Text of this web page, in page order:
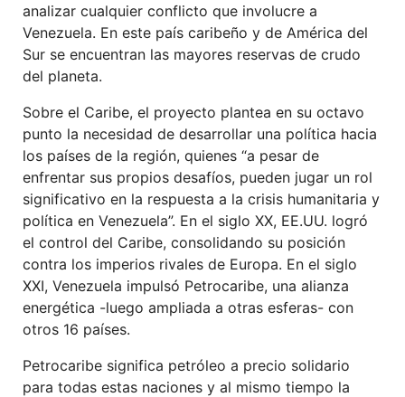
analizar cualquier conflicto que involucre a
Venezuela. En este país caribeño y de América del
Sur se encuentran las mayores reservas de crudo
del planeta.
Sobre el Caribe, el proyecto plantea en su octavo
punto la necesidad de desarrollar una política hacia
los países de la región, quienes “a pesar de
enfrentar sus propios desafíos, pueden jugar un rol
significativo en la respuesta a la crisis humanitaria y
política en Venezuela”. En el siglo XX, EE.UU. logró
el control del Caribe, consolidando su posición
contra los imperios rivales de Europa. En el siglo
XXI, Venezuela impulsó Petrocaribe, una alianza
energética -luego ampliada a otras esferas- con
otros 16 países.
Petrocaribe significa petróleo a precio solidario
para todas estas naciones y al mismo tiempo la